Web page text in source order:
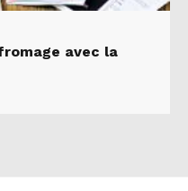
avec la